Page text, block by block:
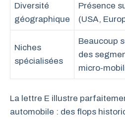
Diversité
géographique
Présence
(USA,
Niches
spécialisées
Beaucoup
des
micro-
La lettre E illustre
automobile : des flops